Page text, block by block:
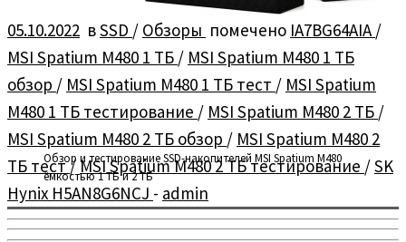
Обзор и тестирование SSD-накопителей MSI Spatium M480
ёмкостью 1 ТБ и 2 ТБ
05.10.2022 вSSD / Обзоры помечено IA7BG64AIA/
MSI Spatium M480 1 ТБ / MSI Spatium M480 1 ТБ
обзор / MSI Spatium M480 1 ТБ тест / MSI Spatium
M480 1 ТБ тестирование / MSI Spatium M480 2 ТБ /
MSI Spatium M480 2 ТБ обзор / MSI Spatium M480 2
ТБ тест/MSI Spatium M480 2 ТБ тестирование /SK
Hynix H5AN8G6NCJ - admin